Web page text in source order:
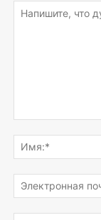
что
думаете...